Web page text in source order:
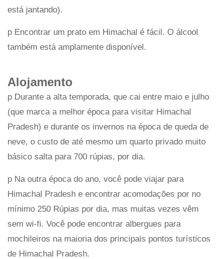
está jantando).
p Encontrar um prato em Himachal é fácil. O álcool
também está amplamente disponível.
Alojamento
p Durante a alta temporada, que cai entre maio e julho
(que marca a melhor época para visitar Himachal
Pradesh) e durante os invernos na época de queda de
neve, o custo de até mesmo um quarto privado muito
básico salta para 700 rúpias, por dia.
p Na outra época do ano, você pode viajar para
Himachal Pradesh e encontrar acomodações por no
mínimo 250 Rúpias por dia, mas muitas vezes vêm
sem wi-fi. Você pode encontrar albergues para
mochileiros na maioria dos principais pontos turísticos
de Himachal Pradesh.